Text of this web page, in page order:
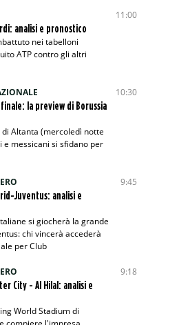
analisi e pronostico
nei tabelloni
ATP contro gli altri
11:00
la preview di Borussia
Altanta (mercoledì notte
e messicani si sfidano per
10:30
Juventus: analisi e
si giocherà la grande
chi vincerà accederà
per Club
9:45
City - Al Hilal: analisi e
World Stadium di
compiere l'impresa
9:18